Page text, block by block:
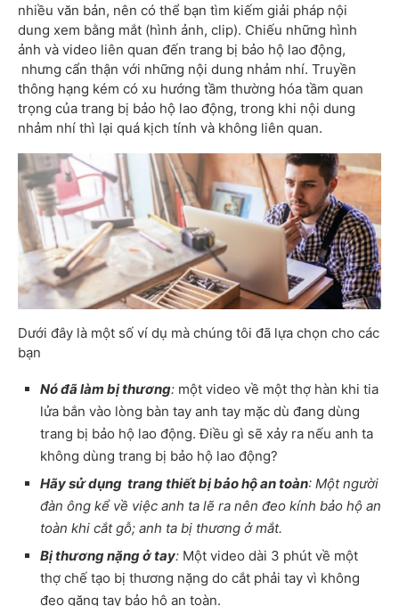
nhiều văn bản, nên có thể bạn tìm kiếm giải pháp nội
dung xem bằng mắt (hình ảnh, clip). Chiếu những hình
ảnh và video liên quan đến trang bị bảo hộ lao động,
nhưng cẩn thận với những nội dung nhảm nhí. Truyền
thông hạng kém có xu hướng tầm thường hóa tầm quan
trọng của trang bị bảo hộ lao động, trong khi nội dung
nhảm nhí thì lại quá kịch tính và không liên quan.
Dưới đây là một số ví dụ mà chúng tôi đã lựa chọn cho các
bạn
Nó đã làm bị thương: một video về một thợ hàn khi tia
lửa bắn vào lòng bàn tay anh tay mặc dù đang dùng
trang bị bảo hộ lao động. Điều gì sẽ xảy ra nếu anh ta
không dùng trang bị bảo hộ lao động?
Hãy sử dụng trang thiết bị bảo hộ an toàn: Một người
đàn ông kể về việc anh ta lẽ ra nên đeo kính bảo hộ an
toàn khi cắt gỗ; anh ta bị thương ở mắt.
Bị thương nặng ở tay: Một video dài 3 phút về một
thợ chế tạo bị thương nặng do cắt phải tay vì không
đeo găng tay bảo hộ an toàn.